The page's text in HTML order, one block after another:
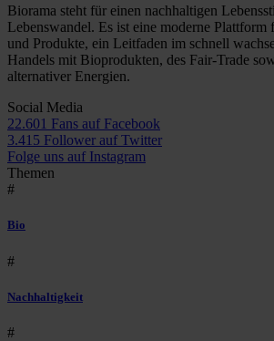
Biorama steht für einen nachhaltigen
Lebenswandel. Es ist eine moderne Plattform
und Produkte, ein Leitfaden im schnell
Handels mit Bioprodukten, des Fair-Trade
alternativer Energien.
Social Media
22.601 Fans auf Facebook
3.415 Follower auf Twitter
Folge uns auf Instagram
Themen
#
Bio
#
Nachhaltigkeit
#